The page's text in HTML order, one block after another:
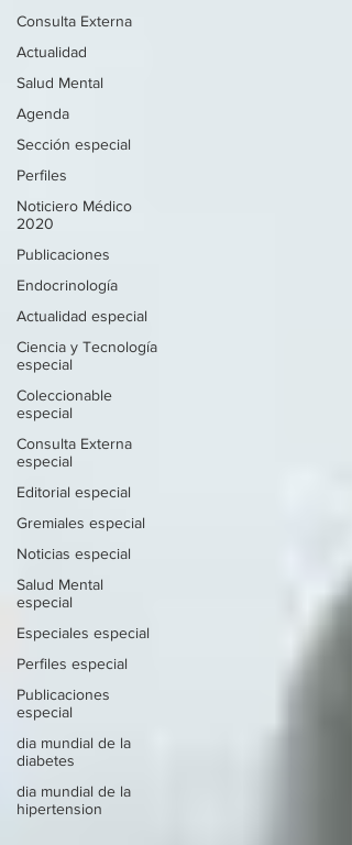
Consulta Externa
Actualidad
Salud Mental
Agenda
Sección especial
Perfiles
Noticiero Médico
2020
Publicaciones
Endocrinología
Actualidad especial
Ciencia y Tecnología
especial
Coleccionable
especial
Consulta Externa
especial
Editorial especial
Gremiales especial
Noticias especial
Salud Mental
especial
Especiales especial
Perfiles especial
Publicaciones
especial
dia mundial de la
diabetes
dia mundial de la
hipertension